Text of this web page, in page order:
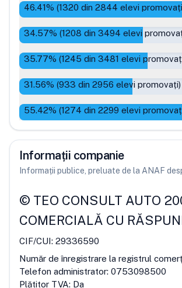
46.41% (1320 din 2844 elevi
34.57% (1208 din 3494 elevi
35.77% (1245 din 3481 elevi
31.56% (933 din 2956 elevi promovați)
55.42% (1274 din 2299 elevi
Informații companie
Informații publice, preluate de la ANAF
© TEO CONSULT AUTO
COMERCIALĂ CU
CIF/CUI: 29336590
Număr de înregistrare la registrul
Telefon administrator: 0753098500
Plătitor TVA: Da